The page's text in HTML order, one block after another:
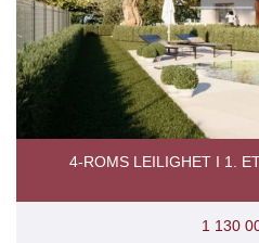
4-ROMS LEILIGHET I 1.
1 130